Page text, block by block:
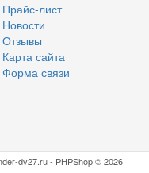
Прайс-лист
Новости
Отзывы
Карта сайта
Форма связи
dv27.ru - PHPShop © 2026